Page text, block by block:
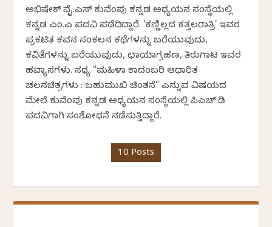
ಅಭಿಷೇಕ್ ವೈ.ಎಸ್ ಕುವೆಂಪು ಕನ್ನಡ ಅಧ್ಯಯನ ಸಂಸ್ಥೆಯಲ್ಲಿ
ಕನ್ನಡ ಎಂ.ಎ ಪದವಿ ಪಡೆದಿದ್ದಾರೆ. 'ಕಣ್ಣಿಲ್ಲದ ಕತ್ತಲರಾತ್ರಿ' ಇವರ
ಪ್ರಕಟಿತ ಕವನ ಸಂಕಲನ ಕಥೆಗಳನ್ನು ಬರೆಯುವುದು,
ಕವಿತೆಗಳನ್ನು ಬರೆಯುವುದು, ಛಾಯಾಗ್ರಹಣ, ತಿರುಗಾಟ ಇವರ
ಹವ್ಯಾಸಗಳು. ಸಧ್ಯ "ಮಹಿಳಾ ಕಾದಂಬರಿ ಆಧಾರಿತ
ಚಲನಚಿತ್ರಗಳು : ಬಹುಮುಖಿ ಚಿಂತನೆ" ಎನ್ನುವ ವಿಷಯದ
ಮೇಲೆ ಕುವೆಂಪು ಕನ್ನಡ ಅಧ್ಯಯನ ಸಂಸ್ಥೆಯಲ್ಲಿ ಪಿಎಚ್.ಡಿ
ಪದವಿಗಾಗಿ ಸಂಶೋಧನೆ ನಡೆಸುತ್ತಿದ್ದಾರೆ.
10 Posts